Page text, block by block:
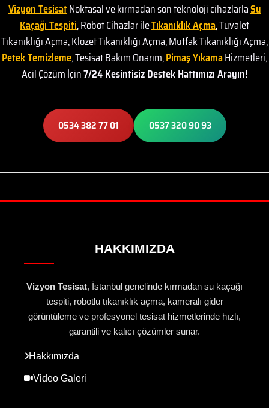
Vizyon TesisatNoktasal ve kırmadan son teknoloji cihazlarlaSu
Kaçağı Tespiti, Robot Cihazlar ileTıkanıklık Açma, Tuvalet
Tıkanıklığı Açma, Klozet Tıkanıklığı Açma, Mutfak Tıkanıklığı Açma,
Petek Temizleme, Tesisat Bakım Onarım,Pimaş YıkamaHizmetleri,
Acil Çözüm İçin7/24 Kesintisiz Destek Hattımızı Arayın!
0534 382 77 01 0537 320 90 93
HAKKIMIZDA
Vizyon Tesisat, İstanbul genelinde kırmadan su kaçağı
tespiti, robotlu tıkanıklık açma, kameralı gider
görüntüleme ve profesyonel tesisat hizmetlerinde hızlı,
garantili ve kalıcı çözümler sunar.
Hakkımızda
Video Galeri